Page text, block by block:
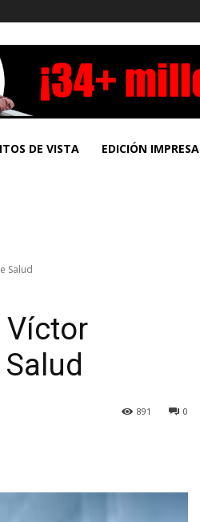
DE VISTA EDICIÓN IMPRESA
Salud
Víctor
0
891